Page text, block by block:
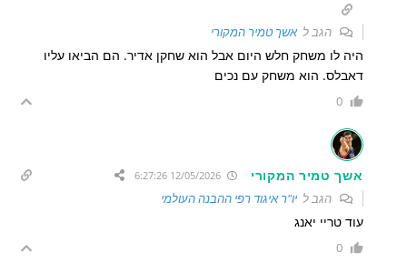
הגב לאשך טמיר המקורי
היה לו משחק חלש היום אבל הוא שחקן אדיר. הם הביאו עליו
דאבלס. הוא משחק עם נכים
0
אשך טמיר המקורי
הגב ליו"ר איגוד רפי ההבנה העולמי
עוד טריי יאנג
0